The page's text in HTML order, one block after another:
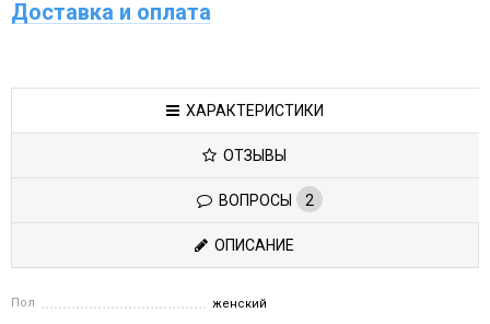
Доставка и оплата
ХАРАКТЕРИСТИКИ
ОТЗЫВЫ
ВОПРОСЫ 2
ОПИСАНИЕ
Пол женский